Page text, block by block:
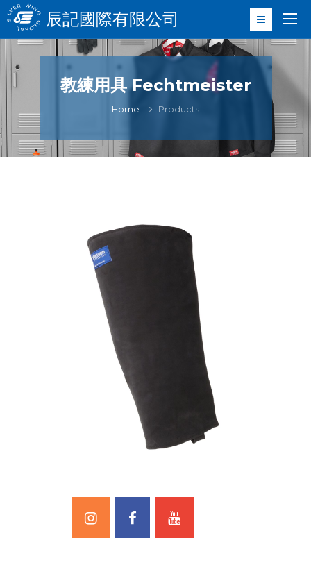
辰記國際有限公司
教練用具 Fechtmeister
Home Products